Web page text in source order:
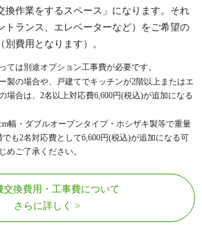
作業をするスペース」になります。それ
トランス、エレベーターなど）をご希望の
費用となります）。
は別途オプション工事費が必要です。
製の場合や、戸建てでキッチンが2階以上またはエ
場合は、2名以上対応費6,600円(税込)が追加になる
幅・ダブルオープンタイプ・ホシザキ製等で重量
も2名対応費として6,600円(税込)が追加になる可
めご了承ください。
交換費用・工事費について
さらに詳しく